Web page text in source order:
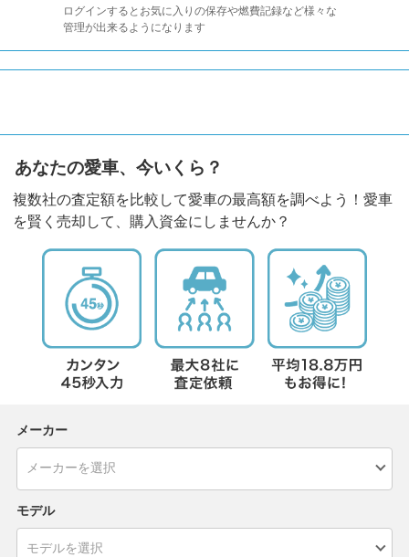
ログインするとお気に入りの保存や燃費記録など様々な
管理が出来るようになります
あなたの愛車、今いくら？
複数社の査定額を比較して愛車の最高額を調べよう！愛車
を賢く売却して、購入資金にしませんか？
メーカー
モデル